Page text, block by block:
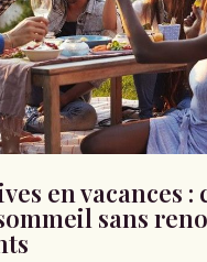
en vacances :
sans